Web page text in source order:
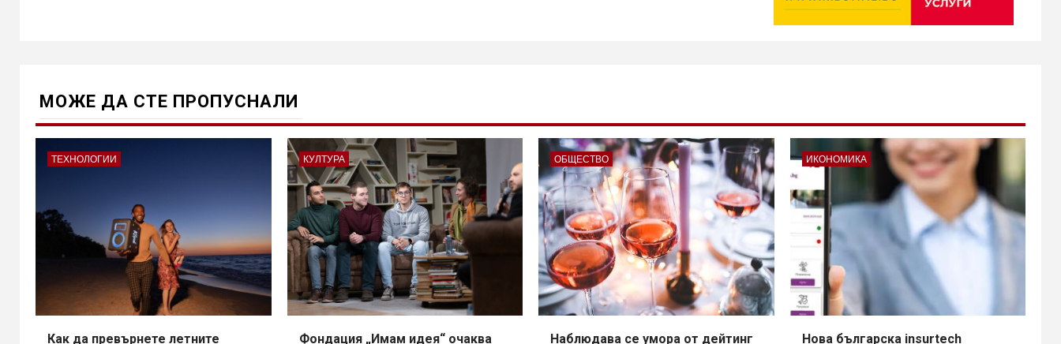
МОЖE ДА СТЕ ПРОПУСНАЛИ
ТЕХНОЛОГИИ
Как да превърнете летните
КУЛТУРА
Фондация „Имам идея“ очаква
ОБЩЕСТВО
Наблюдава се умора от дейтинг
ИКОНОМИКА
Нова българска insurtech